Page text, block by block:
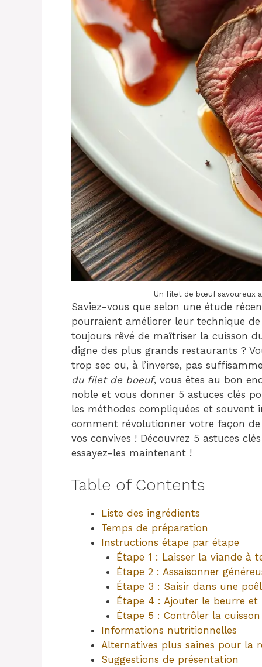
Un filet de bœuf savoureux
Saviez-vous que selon une étude
pourraient améliorer leur technique
toujours rêvé de maîtriser la cuisson
digne des plus grands restaurants ?
trop sec ou, à l’inverse, pas
du filet de boeuf, vous êtes au bon
noble et vous donner 5 astuces clés
les méthodes compliquées et souvent
comment révolutionner votre façon
vos convives ! Découvrez 5 astuces
essayez-les maintenant !
Table of Contents
Liste des ingrédients
Temps de préparation
Instructions étape par étape
Étape 1 : Laisser la viande à
Étape 2 : Assaisonner
Étape 3 : Saisir dans une
Étape 4 : Ajouter le beurre et
Étape 5 : Contrôler la
Informations nutritionnelles
Alternatives plus saines pour la
Suggestions de présentation